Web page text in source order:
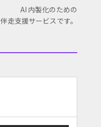
AI 内製化のための
走支援サービスです。